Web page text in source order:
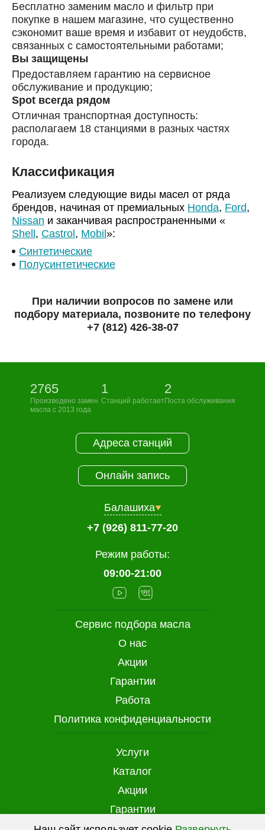
Бесплатно заменим масло и фильтр при
покупке в нашем магазине, что существенно
сэкономит ваше время и избавит от неудобств,
связанных с самостоятельными работами;
Вы защищены
Предоставляем гарантию на сервисное
обслуживание и продукцию;
Spot всегда рядом
Отличная транспортная доступность:
располагаем 18 станциями в разных частях
города.
Классификация
Реализуем следующие виды масел от ряда
брендов, начиная от премиальных Honda, Ford,
Nissan и заканчивая распространенными «
Shell , Castrol , Mobil »:
Синтетические
Полусинтетические
При наличии вопросов по замене или
подбору материала, позвоните по телефону
+7 (812) 426-38-07
2765
Произведено замен
масла с 2013 года
1
Станций работает
2
Поста обслуживания
Услуги
Каталог
Акции
Гарантии
Сервис подбора масла
О нас
Акции
Гарантии
Работа
Политика конфиденциальности
Адреса станций
Онлайн запись
Балашиха
+7 (926) 811-77-20
Режим работы:
09:00-21:00